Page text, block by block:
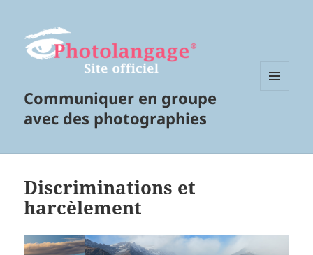
Communiquer en groupe
avec des photographies
Discriminations et
harcèlement